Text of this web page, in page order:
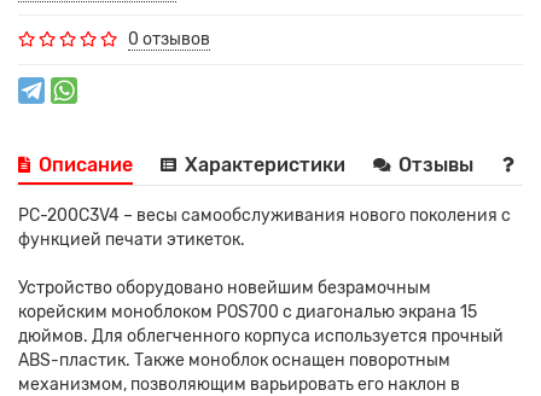
0 отзывов
Описание Характеристики Отзывы
PC-200C3V4 – весы самообслуживания нового поколения с
функцией печати этикеток.
Устройство оборудовано новейшим безрамочным
корейским моноблоком POS700 с диагональю экрана 15
дюймов. Для облегченного корпуса используется прочный
ABS-пластик. Также моноблок оснащен поворотным
механизмом, позволяющим варьировать его наклон в